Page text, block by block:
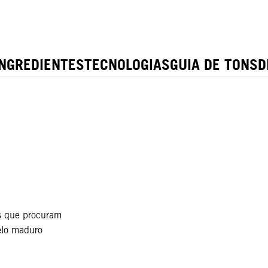
TECNOLOGIASGUIA DE TONS
que procuram
maduro